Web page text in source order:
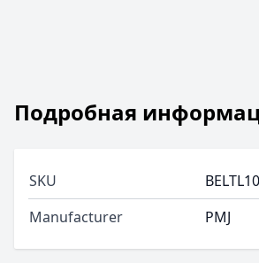
Подробная
SKU
Manufacturer
PMJ